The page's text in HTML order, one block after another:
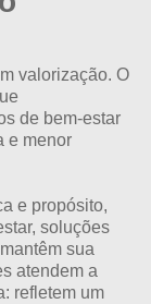
valorização. O
de bem-estar
e menor
e propósito,
soluções
sua
atendem a
refletem um